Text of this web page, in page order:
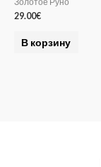
29.00€
В корзину